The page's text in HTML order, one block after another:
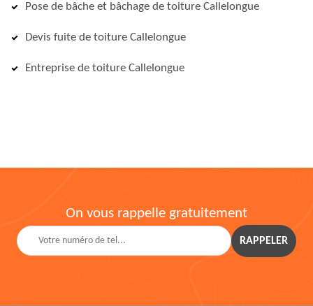
Pose de bâche et bâchage de toiture Callelongue
Devis fuite de toiture Callelongue
Entreprise de toiture Callelongue
On vous rappelle gratuitement